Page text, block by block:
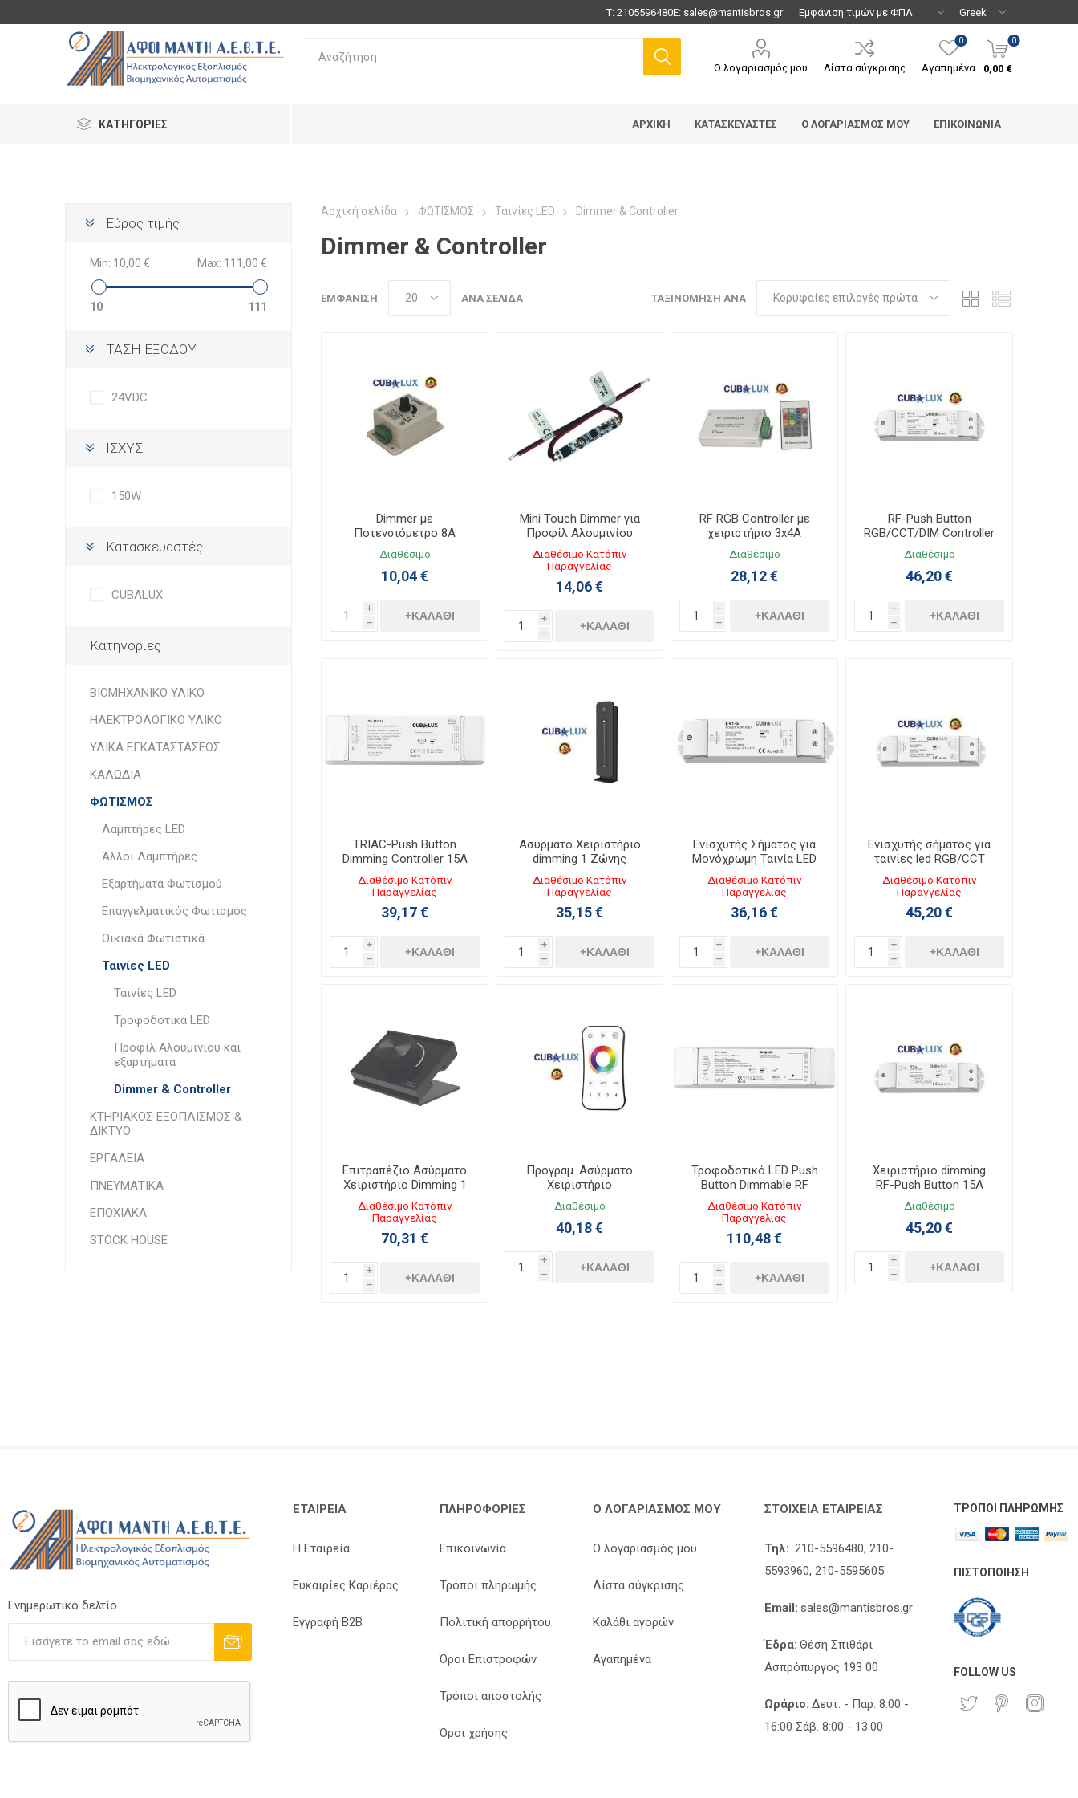
Τ:2105596480E: sales@mantisbros.gr
Ο λογαριασμός μου Λίστα σύγκρισης Αγαπημένα
0 0
0,00 €
ΚΑΤΗΓΟΡΊΕΣ ΑΡΧΙΚΉ ΚΑΤΑΣΚΕΥΑΣΤΈΣ Ο ΛΟΓΑΡΙΑΣΜΌΣ ΜΟΥ ΕΠΙΚΟΙΝΩΝΊΑ
Εύρος τιμής
Min: 10,00 € Max: 111,00 €
10 111
ΤΑΣΗ ΕΞΟΔΟΥ
24VDC
ΙΣΧΥΣ
150W
Κατασκευαστές
CUBALUX
Κατηγορίες
ΒΙΟΜΗΧΑΝΙΚΟ ΥΛΙΚΟ
ΗΛΕΚΤΡΟΛΟΓΙΚΟ ΥΛΙΚΟ
ΥΛΙΚΑ ΕΓΚΑΤΑΣΤΑΣΕΩΣ
ΚΑΛΩΔΙΑ
ΦΩΤΙΣΜΟΣ
Λαμπτήρες LED
Άλλοι Λαμπτήρες
Εξαρτήματα Φωτισμού
Επαγγελματικός Φωτισμός
Οικιακά Φωτιστικά
Ταινίες LED
Ταινίες LED
Τροφοδοτικά LED
Προφίλ Αλουμινίου και
εξαρτήματα
Dimmer & Controller
ΚΤΗΡΙΑΚΟΣ ΕΞΟΠΛΙΣΜΟΣ &
ΔΙΚΤΥΟ
ΕΡΓΑΛΕΙΑ
ΠΝΕΥΜΑΤΙΚΑ
ΕΠΟΧΙΑΚΑ
STOCK HOUSE
Αρχική σελίδα ΦΩΤΙΣΜΟΣ Ταινίες LED Dimmer & Controller
Dimmer & Controller
ΤΑΞΙΝΌΜΗΣΗ ΑΝΆ
ΕΜΦΆΝΙΣΗ ΑΝΆ ΣΕΛΊΔΑ
Dimmer με
Ποτενσιόμετρο 8A
12/24VDC 96W 130263
Διαθέσιμο
10,04 €
i
h
+ΚΑΛΆΘΙ
Mini Touch Dimmer για
Προφίλ Αλουμινίου
131056
Διαθέσιμο Κατόπιν
Παραγγελίας
14,06 €
i
h
+ΚΑΛΆΘΙ
RF RGB Controller με
χειριστήριο 3x4A
12/24Vdc 130363
Διαθέσιμο
28,12 €
i
h
+ΚΑΛΆΘΙ
RF-Push Button
RGB/CCT/DIM Controller
3x6A 12-26Vdc 130638
Διαθέσιμο
46,20 €
i
h
+ΚΑΛΆΘΙ
TRIAC-Push Button
Dimming Controller 15A
12/48Vdc 130611
Διαθέσιμο Κατόπιν
Παραγγελίας
39,17 €
i
h
+ΚΑΛΆΘΙ
Ασύρματο Χειριστήριο
dimming 1 Ζώνης
130932
Διαθέσιμο Κατόπιν
Παραγγελίας
35,15 €
i
h
+ΚΑΛΆΘΙ
Ενισχυτής Σήματος για
Μονόχρωμη Ταινία LED
1x15A 12/24Vdc 130938
Διαθέσιμο Κατόπιν
Παραγγελίας
36,16 €
i
h
+ΚΑΛΆΘΙ
Ενισχυτής σήματος για
ταινίες led RGB/CCT
3x6A 5/36Vdc 130361
Διαθέσιμο Κατόπιν
Παραγγελίας
45,20 €
i
h
+ΚΑΛΆΘΙ
Επιτραπέζιο Ασύρματο
Χειριστήριο Dimming 1
Ζώνης 131058
Διαθέσιμο Κατόπιν
Παραγγελίας
70,31 €
i
h
+ΚΑΛΆΘΙ
Προγραμ. Ασύρματο
Χειριστήριο
Dim/RGB/RGBW/CCT 4
ζώνες 130842
Διαθέσιμο
40,18 €
i
h
+ΚΑΛΆΘΙ
Τροφοδοτικό LED Push
Button Dimmable RF
131016
Διαθέσιμο Κατόπιν
Παραγγελίας
110,48 €
i
h
+ΚΑΛΆΘΙ
Χειριστήριο dimming
RF-Push Button 15A
12/48Vdc 130930
Διαθέσιμο
45,20 €
i
h
+ΚΑΛΆΘΙ
Ενημερωτικό δελτίο
ΕΤΑΙΡΕΊΑ
Η Εταιρεία
Ευκαιρίες Καριέρας
Εγγραφή B2B
ΠΛΗΡΟΦΟΡΊΕΣ
Επικοινωνία
Τρόποι πληρωμής
Πολιτική απορρήτου
Όροι Επιστροφών
Τρόποι αποστολής
Όροι χρήσης
Ο ΛΟΓΑΡΙΑΣΜΌΣ ΜΟΥ
Ο λογαριασμός μου
Λίστα σύγκρισης
Καλάθι αγορών
Αγαπημένα
ΣΤΟΙΧΕΊΑ ΕΤΑΙΡΕΊΑΣ
Τηλ: 210-5596480, 210-
5593960, 210-5595605
Email: sales@mantisbros.gr
Έδρα: Θέση Σπιθάρι
Ασπρόπυργος 193 00
Ωράριο: Δευτ. - Παρ. 8:00 -
16:00 Σάβ. 8:00 - 13:00
ΤΡΌΠΟΙ ΠΛΗΡΩΜΉΣ
ΠΙΣΤΟΠΟΊΗΣΗ
FOLLOW US